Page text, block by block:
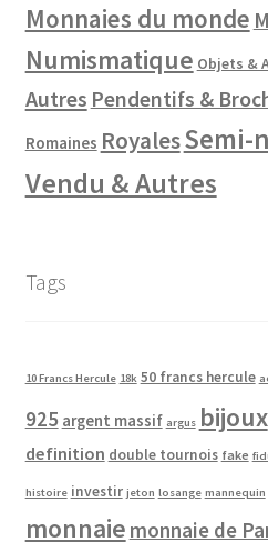
Monnaies du monde
Numismatique Objets &
Autres Pendentifs &
Romaines RoyalesSemi-
Vendu & Autres
Tags
10 Francs Hercule 18k 50 francs hercule
925 argent massif argus bijoux
definition double tournois fake
histoire investir jeton losange mannequin
monnaie monnaie de